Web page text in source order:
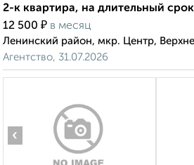
2-к квартира, на длительный
12 500 ₽ в месяц
Ленинский район, мкр. Центр,
Агентство, 31.07.2026
‹